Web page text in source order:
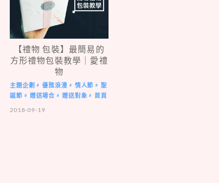
【禮物 包裝】最簡易的
方形禮物包裝教學｜愛禮
物
主題企劃 # 優雅浪漫 # 情人節 #
聖
誕節 # 贈送場合 # 贈送對象 #
首頁
2018-09-19